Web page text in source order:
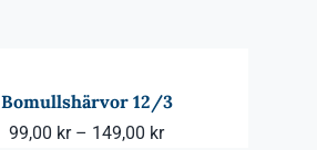
Bomullshärvor 12/3
99,00 kr – 149,00 krPrisintervall: